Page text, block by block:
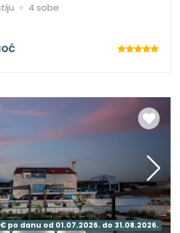
4 sobe
po danu od 01.07.2026. do 31.08.2026.